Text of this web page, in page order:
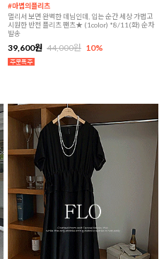
#마법의플리츠
멀리서 보면 완벽한 데님인데, 입는 순간 세상 가볍고
시원한 반전 플리츠 팬츠★ (1color) *8/11(화) 순차
발송
39,600원 44,000원 10%